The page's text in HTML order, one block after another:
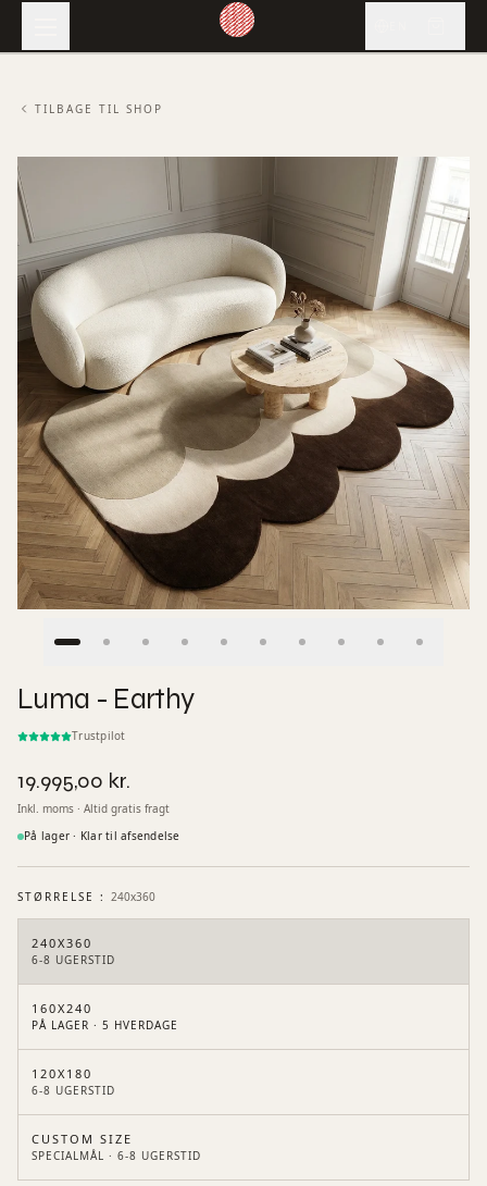
TILBAGE TIL SHOP
Luma - Earthy
Trustpilot
19.995,00 kr.
Inkl. moms · Altid gratis fragt
På lager · Klar til afsendelse
STØRRELSE : 240x360
240X360
6-8 UGERSTID
160X240
PÅ LAGER · 5 HVERDAGE
120X180
6-8 UGERSTID
CUSTOM SIZE
SPECIALMÅL · 6-8 UGERSTID